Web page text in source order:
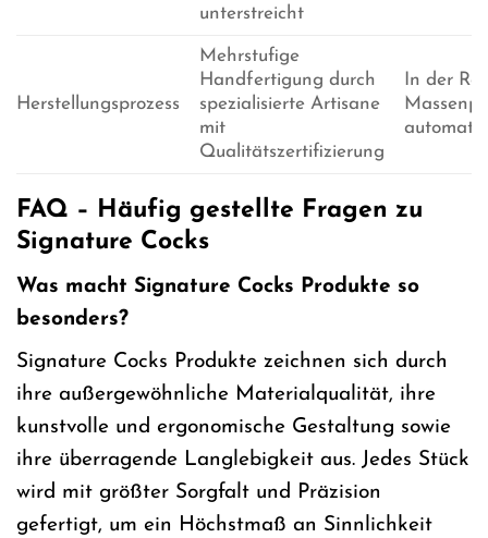
unterstreicht
Herstellungsprozess
Mehrstufige
Handfertigung durch
spezialisierte Artisane
mit
Qualitätszertifizierung
In der
FAQ – Häufig gestellte Fragen zu
Signature Cocks
Was macht Signature Cocks Produkte so
besonders?
Signature Cocks Produkte zeichnen sich durch
ihre außergewöhnliche Materialqualität, ihre
kunstvolle und ergonomische Gestaltung sowie
ihre überragende Langlebigkeit aus. Jedes Stück
wird mit größter Sorgfalt und Präzision
gefertigt, um ein Höchstmaß an Sinnlichkeit